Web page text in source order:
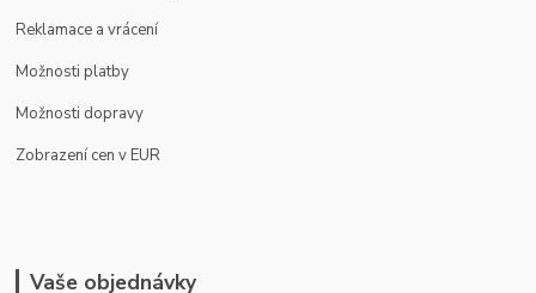
Reklamace a vrácení
Možnosti platby
Možnosti dopravy
Zobrazení cen v EUR
Vaše objednávky